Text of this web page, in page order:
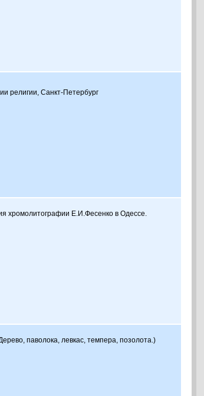
религии, Санкт-Петербург
хромолитографии Е.И.Фесенко в Одессе.
паволока, левкас, темпера, позолота.)